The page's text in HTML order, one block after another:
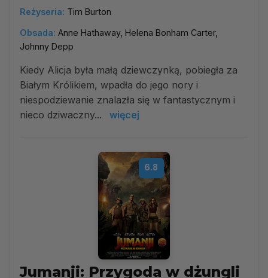
Reżyseria: Tim Burton
Obsada: Anne Hathaway, Helena Bonham Carter,
Johnny Depp
Kiedy Alicja była małą dziewczynką, pobiegła za
Białym Królikiem, wpadła do jego nory i
niespodziewanie znalazła się w fantastycznym i
nieco dziwaczny...
więcej
6.8
Jumanji: Przygoda w dżungli